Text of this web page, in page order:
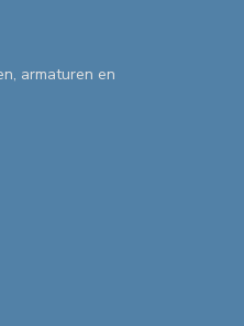
armaturen en